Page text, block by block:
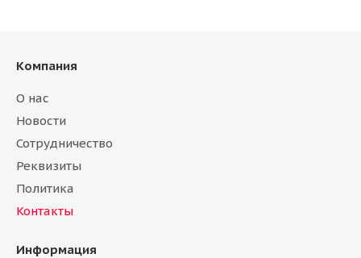
Компания
О нас
Новости
Сотрудничество
Реквизиты
Политика
Контакты
Информация